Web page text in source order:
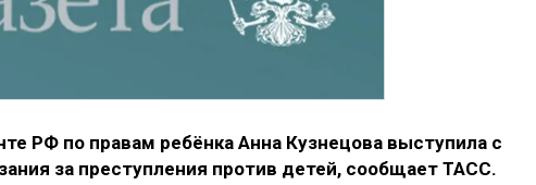
РФ по правам ребёнка Анна Кузнецова выступила с
за преступления против детей, сообщает ТАСС.